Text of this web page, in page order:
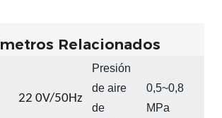
Relacionados
22 0V/50Hz
Presión
de aire
de
0,5~0,8
MPa